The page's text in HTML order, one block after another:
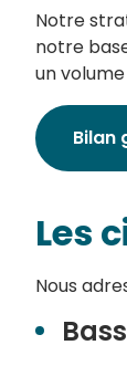
Notre
notre
un
Bilan
Les
Nous